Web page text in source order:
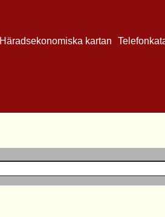
Häradsekonomiska kartan